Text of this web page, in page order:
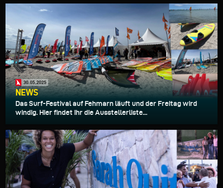
30.05.2025
NEWS
Das Surf-Festival auf Fehmarn läuft und der Freitag wird
windig. Hier findet ihr die Ausstellerliste...